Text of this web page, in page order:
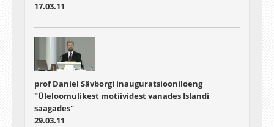
17.03.11
prof Daniel Sävborgi inauguratsiooniloeng
"Üleloomulikest motiividest vanades Islandi
saagades"
29.03.11